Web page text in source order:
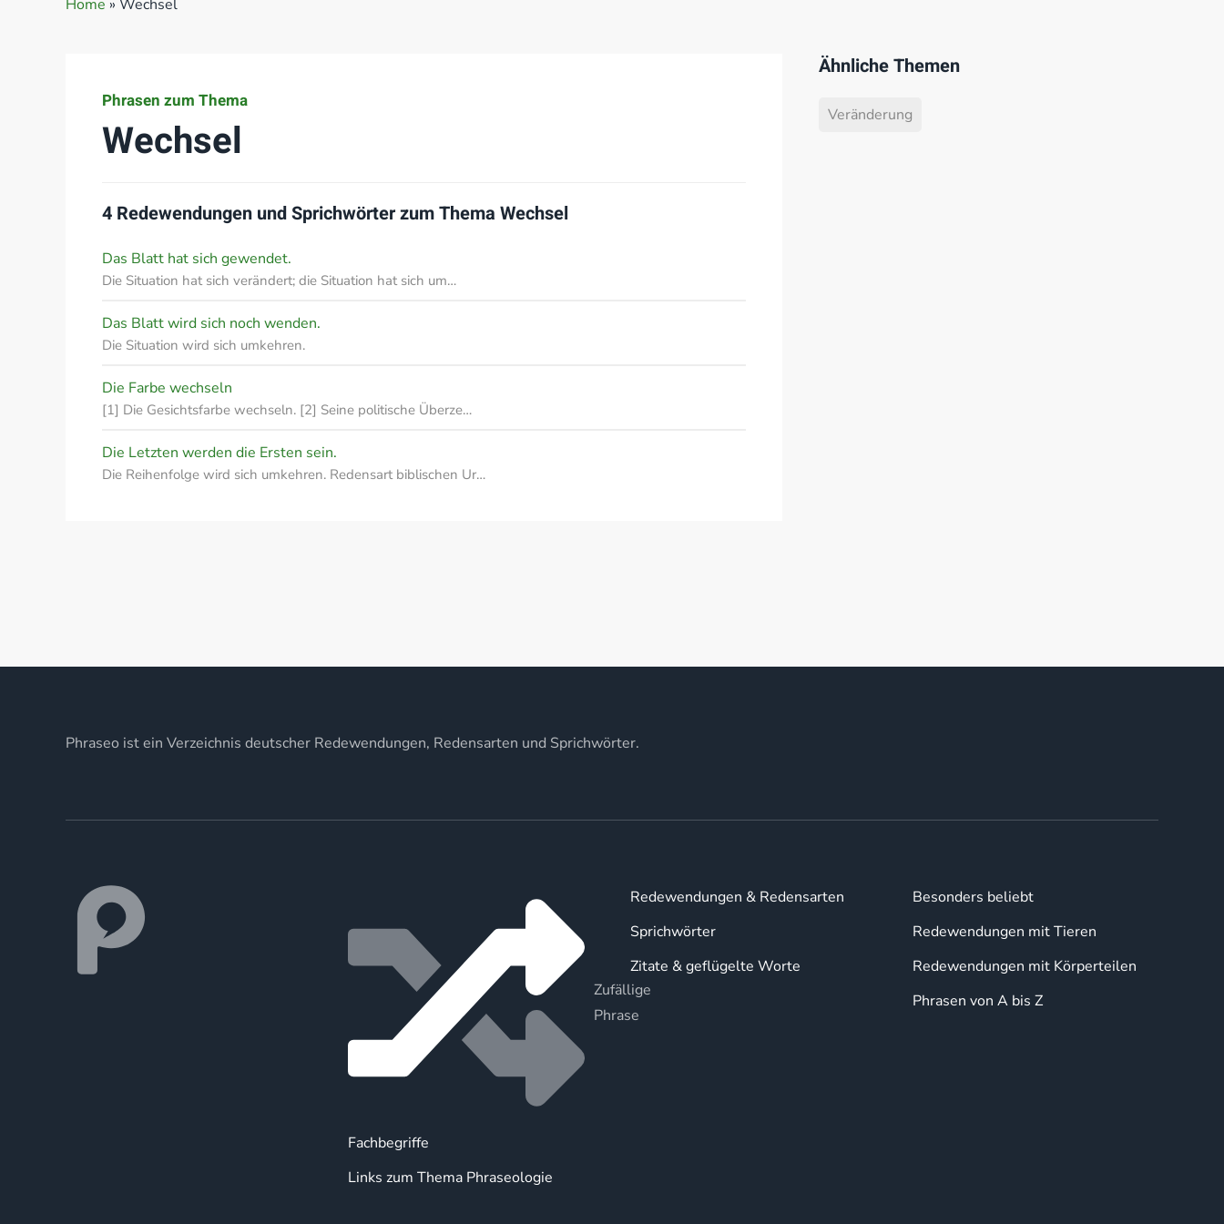
Home » Wechsel
Phrasen zum Thema
Wechsel
4 Redewendungen und Sprichwörter zum Thema Wechsel
Das Blatt hat sich gewendet.
Die Situation hat sich verändert; die Situation hat sich um…
Das Blatt wird sich noch wenden.
Die Situation wird sich umkehren.
Die Farbe wechseln
[1] Die Gesichtsfarbe wechseln. [2] Seine politische Überze…
Die Letzten werden die Ersten sein.
Die Reihenfolge wird sich umkehren. Redensart biblischen Ur…
Ähnliche Themen
Veränderung
Phraseo ist ein Verzeichnis deutscher Redewendungen, Redensarten und Sprichwörter.
Zufällige
Phrase
Fachbegriffe
Links zum Thema Phraseologie
Redewendungen & Redensarten
Sprichwörter
Zitate & geflügelte Worte
Besonders beliebt
Redewendungen mit Tieren
Redewendungen mit Körperteilen
Phrasen von A bis Z